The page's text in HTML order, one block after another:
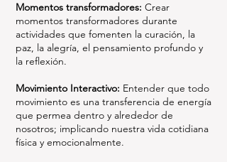
Momentos transformadores: Crear
momentos transformadores durante
actividades que fomenten la curación, la
paz, la alegría, el pensamiento profundo y
la reflexión.
Movimiento Interactivo: Entender que todo
movimiento es una transferencia de energía
que permea dentro y alrededor de
nosotros; implicando nuestra vida cotidiana
física y emocionalmente.